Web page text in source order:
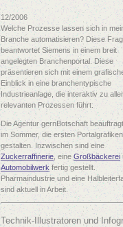
12/2006
Welche Prozesse lassen sich in
Branche automatisieren? Diese
beantwortet Siemens in einem breit
angelegten Branchenportal. Diese
präsentieren sich mit einem
Einblick in eine branchentypische
Industrieanlage, die interaktiv zu
relevanten Prozessen führt.
Die Agentur gernBotschaft
im Sommer, die ersten
gestalten. Inzwischen sind eine
Zuckerraffinerie , eine Großbäckerei
Automobilwerk fertig gestellt.
Pharmaindustrie und eine
sind aktuell in Arbeit.
Technik-Illustratoren und